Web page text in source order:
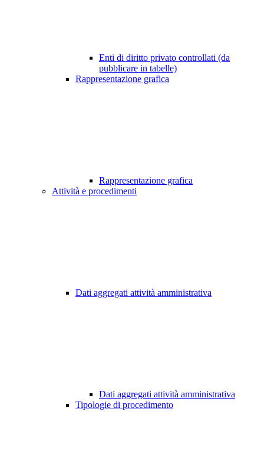
Enti di diritto privato controllati (da
pubblicare in tabelle)
Rappresentazione grafica
Rappresentazione grafica
Attività e procedimenti
Dati aggregati attività amministrativa
Dati aggregati attività amministrativa
Tipologie di procedimento